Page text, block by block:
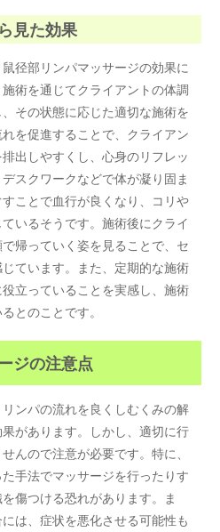
見た効果
径部リンパマッサージの効果に
術を通じてクライアントの体調
その状態に応じた適切な施術を
を促進することで、クライアン
出しやすくし、心身のリフレッ
スクワークなどで体が凝り固ま
ことで血行が良くなり、コリや
いるそうです。施術後にクライ
帰っていく姿を見ることで、セ
ています。また、定期的な施術
立っていることを実感し、施術
とのことです。
ジの注意点
ンパの流れを良くしむくみの解
があります。しかし、適切に行
んので注意が必要です。特に、
手法でマッサージを行ったりす
傷つける恐れがあります。ま
は、症状を悪化させる可能性も